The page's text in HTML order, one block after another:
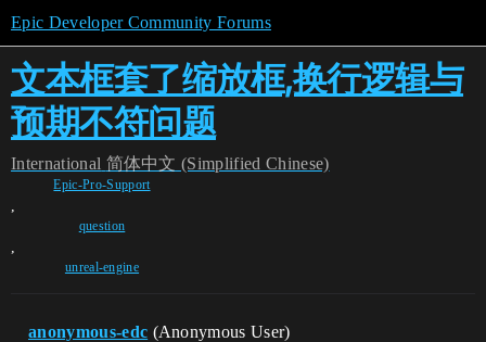
Epic Developer Community Forums
文本框套了缩放框,换行逻辑与
预期不符问题
International 简体中文 (Simplified Chinese)
Epic-Pro-Support
,
question
,
unreal-engine
anonymous-edc (Anonymous User)